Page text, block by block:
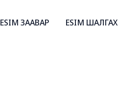
ESIM ЗААВАР ESIM ШАЛГАХ